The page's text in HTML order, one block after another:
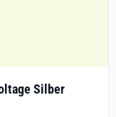
Silber